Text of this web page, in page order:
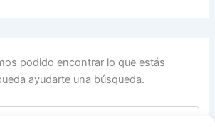
podido encontrar lo que estás
ayudarte una búsqueda.